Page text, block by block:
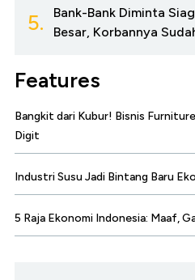
5.
Bank-Bank Diminta
Besar, Korbannya
Features
Bangkit dari Kubur! Bisnis
Digit
Industri Susu Jadi Bintang Baru
5 Raja Ekonomi Indonesia: Maaf,